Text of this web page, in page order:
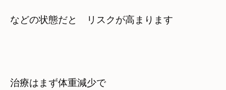
などの状態だと　リスクが高まります
治療はまず体重減少で